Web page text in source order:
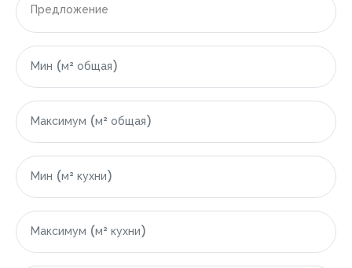
|-Болгария
|-Бургасская область
|-Свети-Влас
|-Варна
|-Область Аджарской Автономной Республики
Предложение